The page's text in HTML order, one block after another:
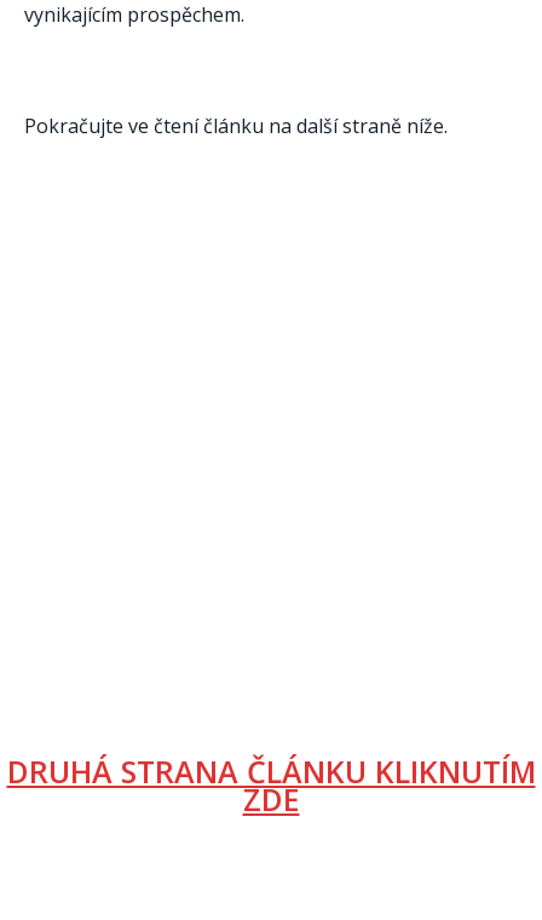
vynikajícím prospěchem.
Pokračujte ve čtení článku na další straně níže.
DRUHÁ STRANA ČLÁNKU KLIKNUTÍM
ZDE